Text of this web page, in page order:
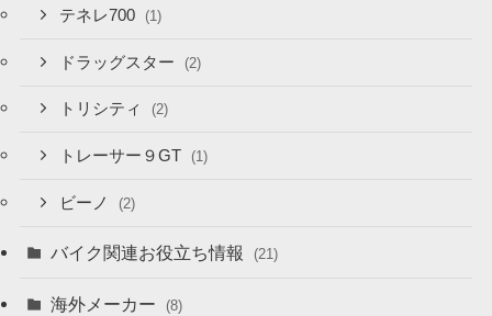
テネレ700 (1)
ドラッグスター (2)
トリシティ (2)
トレーサー９GT (1)
ビーノ (2)
バイク関連お役立ち情報 (21)
海外メーカー (8)